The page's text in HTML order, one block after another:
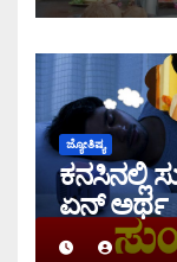
ಜ್ಯೋತಿಷ್ಯ
ಕನಸಿನಲ್ಲಿ
ಏನ್ ಅರ್ಥ